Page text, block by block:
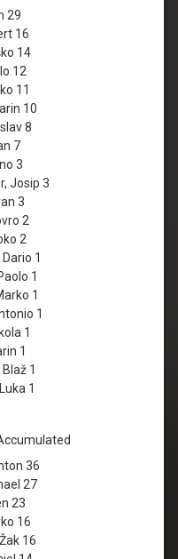
29
16
14
12
11
10
8
7
3
Josip 3
3
2
2
1
1
1
1
1
1
1
1
36
27
23
16
16